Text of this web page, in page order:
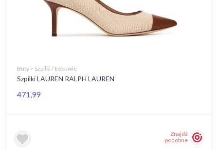
Buty > Szpilki / Eobuwie
Szpilki LAUREN RALPH LAUREN
471,99
Znajdź
podobne